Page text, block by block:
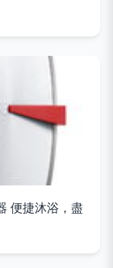
便捷沐浴，盡